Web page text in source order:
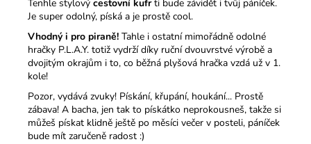
Tenhle stylový cestovní kufr ti bude závidět i tvůj páníček.
Je super odolný, píská a je prostě cool.
Vhodný i pro piraně! Tahle i ostatní mimořádně odolné
hračky P.L.A.Y. totiž vydrží díky ruční dvouvrstvé výrobě a
dvojitým okrajům i to, co běžná plyšová hračka vzdá už v 1.
kole!
Pozor, vydává zvuky! Pískání, křupání, houkání... Prostě
zábava! A bacha, jen tak to pískátko neprokousneš, takže si
můžeš pískat klidně ještě po měsíci večer v posteli, páníček
bude mít zaručeně radost :)